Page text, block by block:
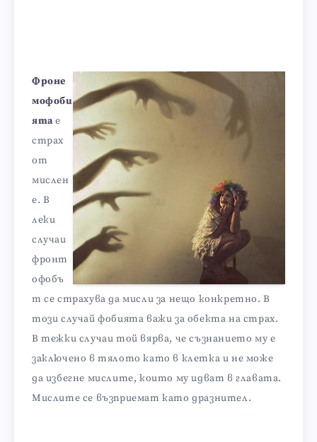
Фроне
мофоби
ятае
страх
от
мислен
е. В
леки
случаи
фронт
офобъ
т се страхува да мисли за нещо конкретно. В
този случай фобията важи за обекта на страх.
В тежки случаи той вярва, че съзнанието му е
заключено в тялото като в клетка и не може
да избегне мислите, които му идват в главата.
Мислите се възприемат като дразнител.